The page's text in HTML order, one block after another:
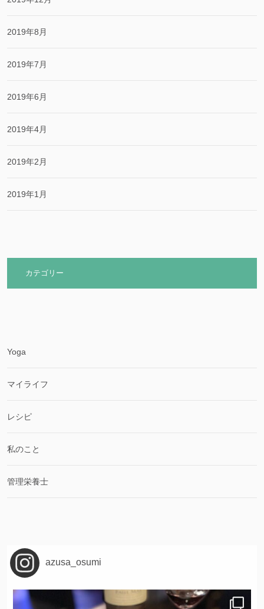
2019年8月
2019年7月
2019年6月
2019年4月
2019年2月
2019年1月
カテゴリー
Yoga
マイライフ
レシピ
私のこと
管理栄養士
azusa_osumi